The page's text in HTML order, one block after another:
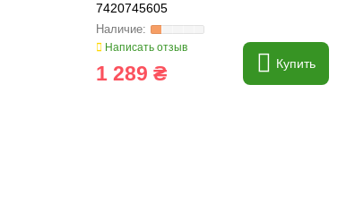
7420745605
Написать отзыв
1 289 ₴ Купить